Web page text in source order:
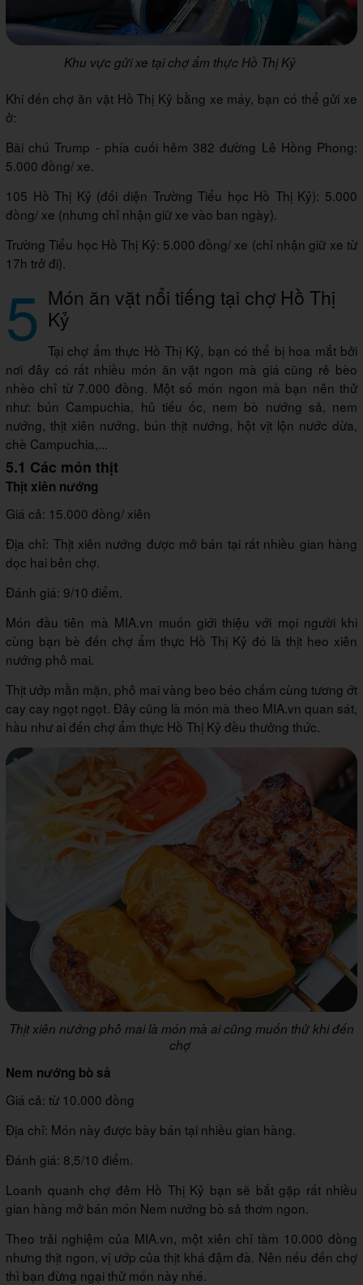
Khu vực gửi xe tại chợ ẩm thực Hồ Thị Kỷ
Khi đến chợ ăn vặt Hồ Thị Kỷ bằng xe máy, bạn có thể gửi xe
ở:
Bãi chú Trump - phía cuối hẻm 382 đường Lê Hồng Phong:
5.000 đồng/ xe.
105 Hồ Thị Kỷ (đối diện Trường Tiểu học Hồ Thị Kỷ): 5.000
đồng/ xe (nhưng chỉ nhận giữ xe vào ban ngày).
Trường Tiểu học Hồ Thị Kỷ: 5.000 đồng/ xe (chỉ nhận giữ xe từ
17h trở đi).
5 Món ăn vặt nổi tiếng tại chợ Hồ Thị
Kỷ
Tại chợ ẩm thực Hồ Thị Kỷ, bạn có thể bị hoa mắt bởi
nơi đây có rất nhiều món ăn vặt ngon mà giá cũng rẻ bèo
nhèo chỉ từ 7.000 đồng. Một số món ngon mà bạn nên thử
như: bún Campuchia, hủ tiếu ốc, nem bò nướng sả, nem
nướng, thịt xiên nướng, bún thịt nướng, hột vịt lộn nước dừa,
chè Campuchia,...
5.1 Các món thịt
Thịt xiên nướng
Giá cả: 15.000 đồng/ xiên
Địa chỉ: Thịt xiên nướng được mở bán tại rất nhiều gian hàng
dọc hai bên chợ.
Đánh giá: 9/10 điểm.
Món đầu tiên mà MIA.vn muốn giới thiệu với mọi người khi
cùng bạn bè đến chợ ẩm thực Hồ Thị Kỷ đó là thịt heo xiên
nướng phô mai.
Thịt ướp mằn mặn, phô mai vàng beo béo chấm cùng tương ớt
cay cay ngọt ngọt. Đây cũng là món mà theo MIA.vn quan sát,
hầu như ai đến chợ ẩm thực Hồ Thị Kỷ đều thưởng thức.
Thịt xiên nướng phô mai là món mà ai cũng muốn thử khi đến
chợ
Nem nướng bò sả
Giá cả: từ 10.000 đồng
Địa chỉ: Món này được bày bán tại nhiều gian hàng.
Đánh giá: 8,5/10 điểm.
Loanh quanh chợ đêm Hồ Thị Kỷ bạn sẽ bắt gặp rất nhiều
gian hàng mở bán món Nem nướng bò sả thơm ngon.
Theo trải nghiệm của MIA.vn, một xiên chỉ tầm 10.000 đồng
nhưng thịt ngon, vị ướp của thịt khá đậm đà. Nên nếu đến chợ
thì bạn đừng ngại thử món này nhé.